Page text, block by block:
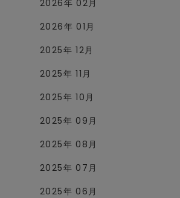
2026年 02月
2026年 01月
2025年 12月
2025年 11月
2025年 10月
2025年 09月
2025年 08月
2025年 07月
2025年 06月